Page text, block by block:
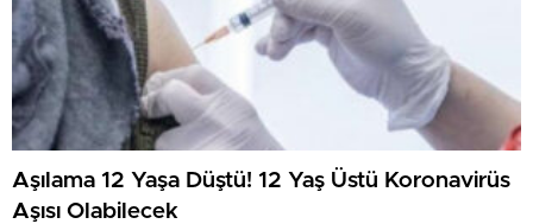
Aşılama 12 Yaşa Düştü! 12 Yaş Üstü Koronavirüs
Aşısı Olabilecek